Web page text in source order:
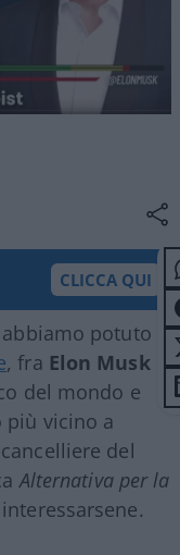
CLICCA QUI
potuto
, fra Elon Muske
del mondo e
vicino a
del
Alternativa per la